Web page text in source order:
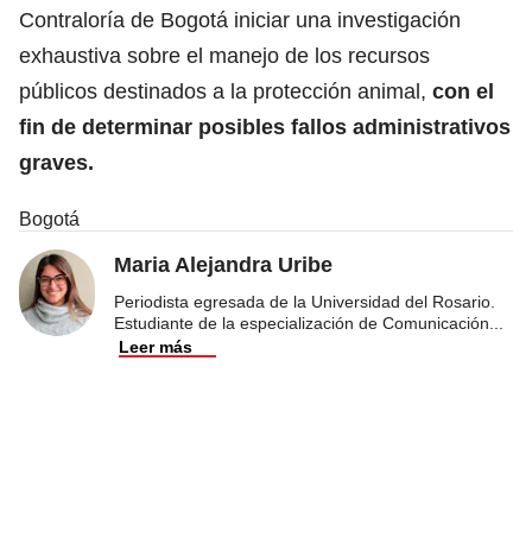
Contraloría de Bogotá iniciar una investigación
exhaustiva sobre el manejo de los recursos
públicos destinados a la protección animal, con el
fin de determinar posibles fallos administrativos
graves.
Bogotá
Maria Alejandra Uribe
Periodista egresada de la Universidad del Rosario.
Estudiante de la especialización de Comunicación
Leer más